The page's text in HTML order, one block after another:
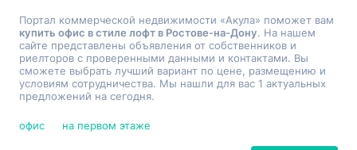
Портал коммерческой недвижимости «Акула» поможет вам
купить офис в стиле лофт в Ростове-на-Дону. На нашем
сайте представлены объявления от собственников и
риелторов с проверенными данными и контактами. Вы
сможете выбрать лучший вариант по цене, размещению и
условиям сотрудничества. Мы нашли для вас 1 актуальных
предложений на сегодня.
офис на первом этаже